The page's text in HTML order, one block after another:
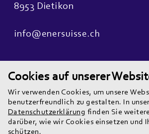
8953 Dietikon
info@enersuisse.ch
Quicklinks
Wir sind
Unsere Teams
News
Karriere
Cookies auf unserer
Wir verwenden Cookies, um unsere
benutzerfreundlich zu gestalten. In
Datenschutzerklärung finden Sie
darüber, wie wir Cookies einsetzen und
schützen.